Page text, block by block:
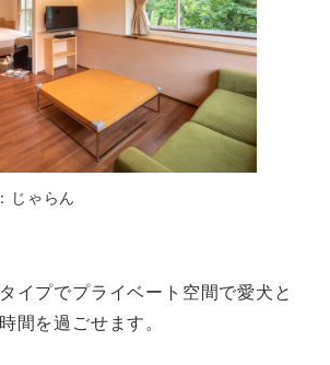
じゃらん
イプでプライベート空間で愛犬と
間を過ごせます。